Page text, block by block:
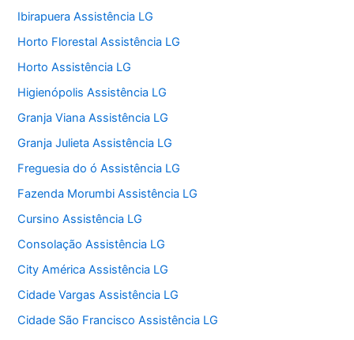
Ibirapuera Assistência LG
Horto Florestal Assistência LG
Horto Assistência LG
Higienópolis Assistência LG
Granja Viana Assistência LG
Granja Julieta Assistência LG
Freguesia do ó Assistência LG
Fazenda Morumbi Assistência LG
Cursino Assistência LG
Consolação Assistência LG
City América Assistência LG
Cidade Vargas Assistência LG
Cidade São Francisco Assistência LG